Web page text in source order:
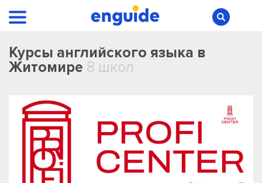
Курсы английского языка в
Житомире 8 школ